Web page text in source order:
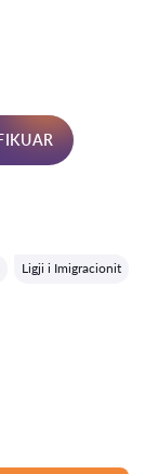
Ligji i Imigracionit